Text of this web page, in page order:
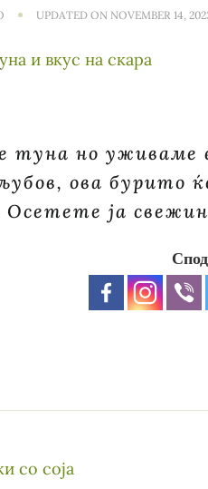
UPDATED ON NOVEMBER 14,
туна но уживаме
ова бурито
Осетете ја